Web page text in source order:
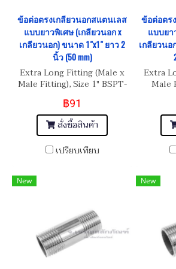
ข้อต่อตรงเกลียวนอกสแตนเลส
แบบยาวพิเศษ (เกลียวนอก x
เกลียวนอก) ขนาด 1"x1" ยาว 2
นิ้ว (50 mm)
Extra Long Fitting (Male x
Male Fitting), Size 1" BSPT-
11 Length 2"
฿91
สั่งซื้อสินค้า
เปรียบเทียบ
ข้อต่อตร
แบบยา
เกลียวนอ
Extra
Male
New New